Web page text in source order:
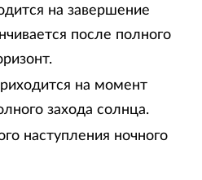
на завершение
после полного
на момент
захода солнца.
наступления ночного